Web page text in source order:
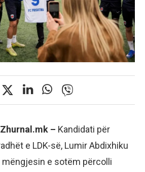
– Kandidati për
e LDK-së, Lumir Abdixhiku
mëngjesin e sotëm përcolli